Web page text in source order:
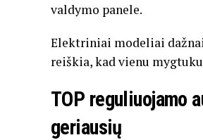
valdymo panele.
Elektriniai modeliai
reiškia,kadvienu mygtuku
TOP reguliuojamo
geriausių